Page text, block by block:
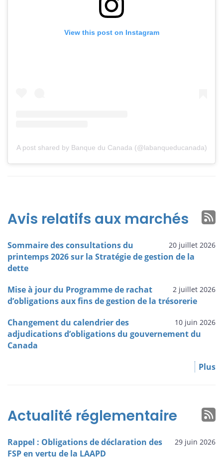
View this post on Instagram
A post shared by Banque du Canada (@labanqueducanada)
Avis relatifs aux marchés
20 juillet 2026
Sommaire des consultations du
printemps 2026 sur la Stratégie de gestion de la
dette
2 juillet 2026
Mise à jour du Programme de rachat
d’obligations aux fins de gestion de la trésorerie
10 juin 2026
Changement du calendrier des
adjudications d’obligations du gouvernement du
Canada
Plus
Actualité réglementaire
29 juin 2026
Rappel : Obligations de déclaration des
FSP en vertu de la LAAPD